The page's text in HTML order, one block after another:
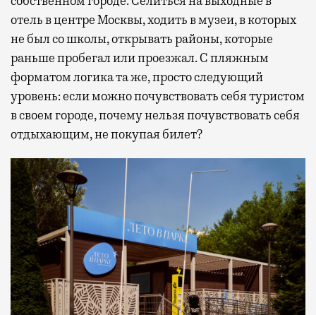
отель в центре Москвы, ходить в музеи, в которых
не был со школы, открывать районы, которые
раньше пробегал или проезжал. С пляжным
форматом логика та же, просто следующий
уровень: если можно почувствовать себя туристом
в своем городе, почему нельзя почувствовать себя
отдыхающим, не покупая билет?